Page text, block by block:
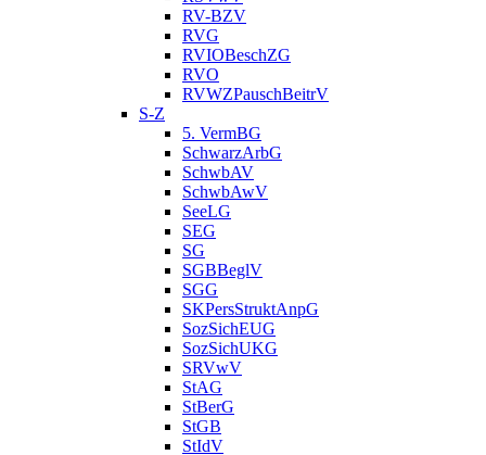
RV-BZV
RVG
RVIOBeschZG
RVO
RVWZPauschBeitrV
S-Z
5. VermBG
SchwarzArbG
SchwbAV
SchwbAwV
SeeLG
SEG
SG
SGBBeglV
SGG
SKPersStruktAnpG
SozSichEUG
SozSichUKG
SRVwV
StAG
StBerG
StGB
StIdV